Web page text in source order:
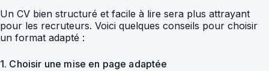
Un CV bien structuré et facile à lire sera plus attrayant
pour les recruteurs. Voici quelques conseils pour choisir
un format adapté :
1. Choisir une mise en page adaptée